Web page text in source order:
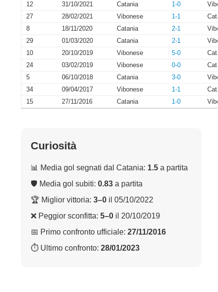
12
31/10/2021 Catania 1-0
27
28/02/2021 Vibonese 1-1
8
18/11/2020 Catania 2-1
29
01/03/2020 Catania 2-1
10
20/10/2019 Vibonese 5-0
24
03/02/2019 Vibonese 0-0
5
06/10/2018 Catania 3-0
34
09/04/2017 Vibonese 1-1
15
27/11/2016 Catania 1-0
Curiosità
📊 Media gol segnati dal Catania: 1.5 a partita
🛡 Media gol subiti: 0.83 a partita
🏆 Miglior vittoria: 3–0 il 05/10/2022
❌ Peggior sconfitta: 5–0 il 20/10/2019
📅 Primo confronto ufficiale: 27/11/2016
⏱ Ultimo confronto: 28/01/2023